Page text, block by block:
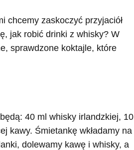
chcemy zaskoczyć przyjaciół
jak robić drinki z whisky? W
sprawdzone koktajle, które
40 ml whisky irlandzkiej, 10
kawy. Śmietankę wkładamy na
dolewamy kawę i whisky, a